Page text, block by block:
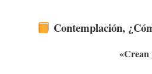
Contemplación,
«Crean